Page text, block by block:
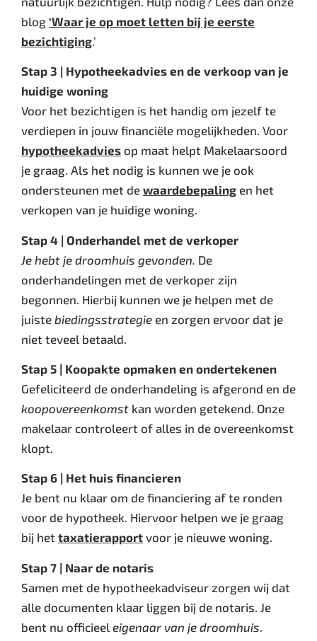
blog ‘Waar je op moet letten bij je eerste
bezichtiging.’
Stap 3 | Hypotheekadvies en de verkoop van je
huidige woning
Voor het bezichtigen is het handig om jezelf te
verdiepen in jouw financiële mogelijkheden. Voor
hypotheekadvies op maat helpt Makelaarsoord
je graag. Als het nodig is kunnen we je ook
ondersteunen met de waardebepaling en het
verkopen van je huidige woning.
Stap 4 | Onderhandel met de verkoper
Je hebt je droomhuis gevonden. De
onderhandelingen met de verkoper zijn
begonnen. Hierbij kunnen we je helpen met de
juiste biedingsstrategie en zorgen ervoor dat je
niet teveel betaald.
Stap 5 | Koopakte opmaken en ondertekenen
Gefeliciteerd de onderhandeling is afgerond en de
koopovereenkomst kan worden getekend. Onze
makelaar controleert of alles in de overeenkomst
klopt.
Stap 6 | Het huis financieren
Je bent nu klaar om de financiering af te ronden
voor de hypotheek. Hiervoor helpen we je graag
bij het taxatierapport voor je nieuwe woning.
Stap 7 | Naar de notaris
Samen met de hypotheekadviseur zorgen wij dat
alle documenten klaar liggen bij de notaris. Je
bent nu officieel eigenaar van je droomhuis